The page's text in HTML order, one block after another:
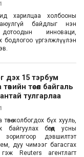
харилцаа холбооны
байдлыг нэн
инноваци,
үргэлжлүүлэн
дэх 15 тэрбум
төсөл байгаль
тулгарлаа
холбогдох бүх хууль,
бөгөөд усны
зорилгоор дэвшилтэт
дуу чимээг багасгах
Reuters агентлагт